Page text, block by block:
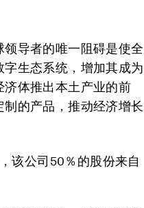
导者的唯一阻碍是使全
生态系统，增加其成为
体推出本土产业的前
的产品，推动经济增长
该公司50％的股份来自